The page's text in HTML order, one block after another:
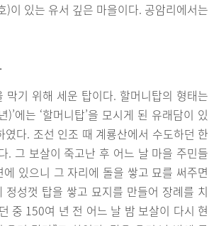
이 있는 유서 깊은 마을이다. 공암리에서는
기 위해 세운 탑이다. 할머니탑의 형태는
에는 ‘할머니탑’을 모시게 된 유래담이 있
다. 조선 인조 때 계룡산에서 수도하던 한
. 그 보살이 죽고난 후 어느 날 마을 주민들
있으니 그 자리에 돌을 쌓고 묘를 써주면
성껏 탑을 쌓고 묘지를 만들어 장례를 치
중 150여 년 전 어느 날 밤 보살이 다시 현